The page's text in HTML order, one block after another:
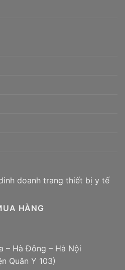
doanh trang thiết bị y tế
HÀNG
– Hà Đông – Hà Nội
Quân Y 103)